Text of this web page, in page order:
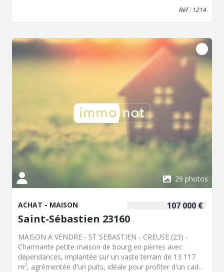
par l'extérieur, et à l'étage, un palier, une chambre
pain et grenier au-dessus accessible par un escalier
intérieur Et séparé par un petit chemin communal, un
terrain en friche de 2 500 m² - Classe énergie : Non requis
- Classe climat : Non requis - Prix Hon. Négo Inclus : 59
400 € dont 8,00% Hon. Négo TTC charge acq. Prix Hors
Hon. Négo :55 000 € - Réf : 1214 - Les informations sur
les risques auxquels ce bien est exposé sont disponibles
sur le site Géorisques: www.georisques.gouv.fr
Réf : 1214
29 photos
107 000 €
ACHAT - MAISON
Saint-Sébastien 23160
MAISON A VENDRE - ST SEBASTIEN - CREUSE (23) -
Charmante petite maison de bourg en pierres avec
dépendances, implantée sur un vaste terrain de 13 117
m², agrémentée d'un puits, idéale pour profiter d'un cadre